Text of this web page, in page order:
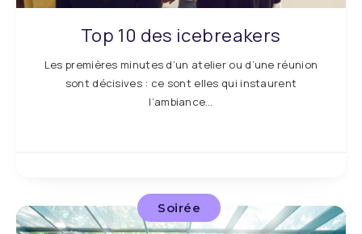
Top 10 des icebreakers
Les premières minutes d’un atelier ou d’une réunion
sont décisives : ce sont elles qui instaurent
l’ambiance…
Soirée